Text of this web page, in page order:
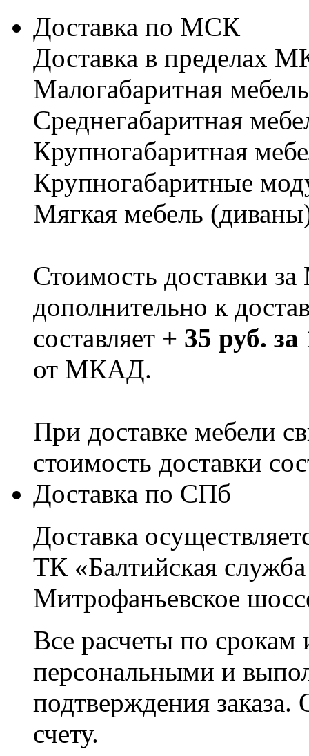
Доставка по МСК
Доставка в пределах
Малогабаритная
Cреднегабаритная
Крупногабаритная
Крупногабаритные
Мягкая мебель
Стоимость доставки
дополнительно к
составляет + 35 руб.
от МКАД.
При доставке мебели
стоимость доставки
Доставка по СПб
Доставка
ТК «Балтийская
Митрофаньевское
Все расчеты по срокам
персональными и
подтверждения заказа.
счету.